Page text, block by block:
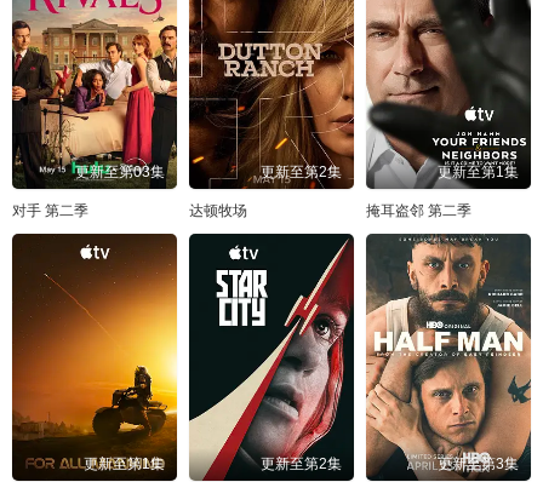
更新至第03集
对手 第二季
更新至第2集
达顿牧场
更新至第1集
掩耳盗邻 第二季
更新至第1集 更新至第2集 更新至第3集